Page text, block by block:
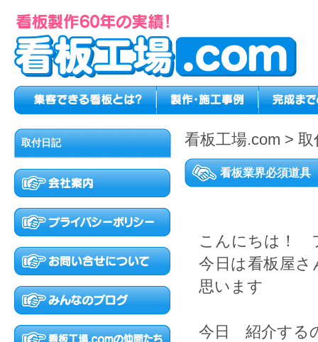
看板工場.com > 取
看板業界必須道具
こんにちは！
今日は看板屋
思います
今日 紹介する
取付日記